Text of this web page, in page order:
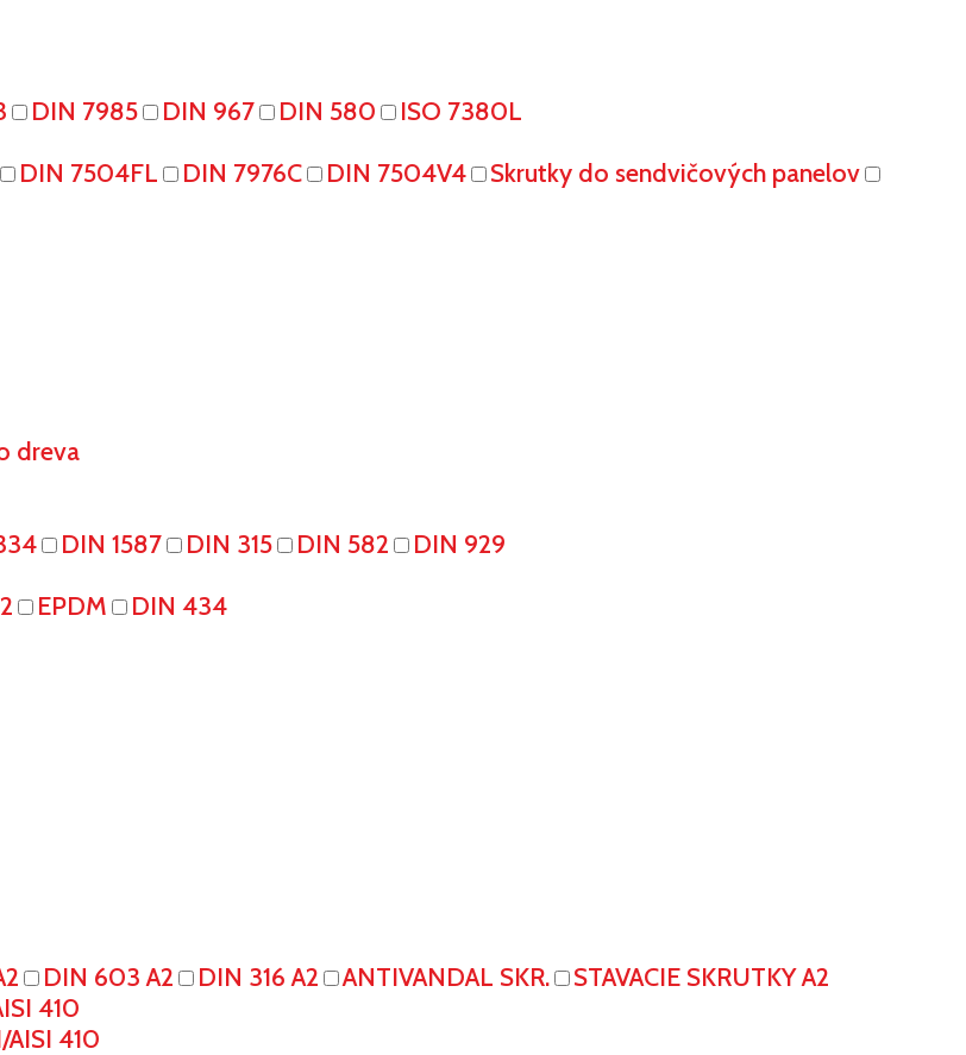
DIN 7985 DIN 967 DIN 580
ISO 7380L
DIN 7504FL DIN 7976C DIN 7504V4
Skrutky do sendvičových panelov
dreva
DIN 1587 DIN 315 DIN 582
DIN 929
EPDM
DIN 434
DIN 603 A2 DIN 316 A2 ANTIVANDAL SKR.
STAVACIE SKRUTKY A2
410
AISI 410